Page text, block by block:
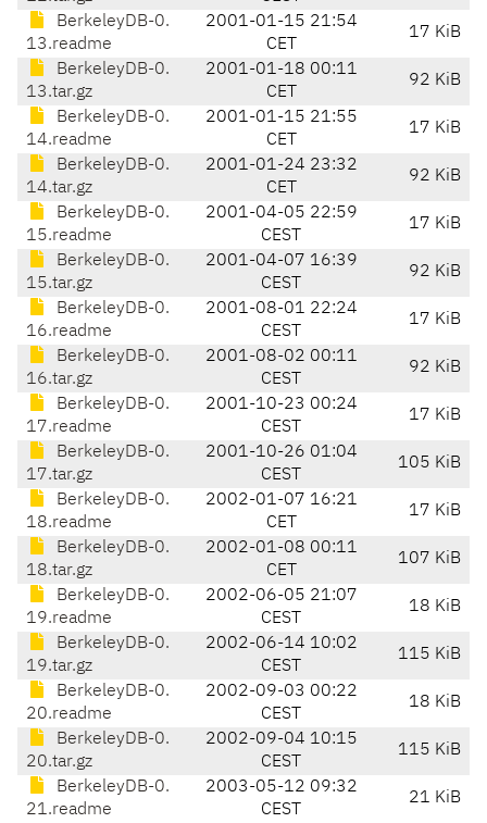
BerkeleyDB-0.
13.readme
2001-01-15 21:54
CET
17 KiB
BerkeleyDB-0.
13.tar.gz
2001-01-18 00:11
CET
92 KiB
BerkeleyDB-0.
14.readme
2001-01-15 21:55
CET
17 KiB
BerkeleyDB-0.
14.tar.gz
2001-01-24 23:32
CET
92 KiB
BerkeleyDB-0.
15.readme
2001-04-05 22:59
CEST
17 KiB
BerkeleyDB-0.
15.tar.gz
2001-04-07 16:39
CEST
92 KiB
BerkeleyDB-0.
16.readme
2001-08-01 22:24
CEST
17 KiB
BerkeleyDB-0.
16.tar.gz
2001-08-02 00:11
CEST
92 KiB
BerkeleyDB-0.
17.readme
2001-10-23 00:24
CEST
17 KiB
BerkeleyDB-0.
17.tar.gz
2001-10-26 01:04
CEST
105 KiB
BerkeleyDB-0.
18.readme
2002-01-07 16:21
CET
17 KiB
BerkeleyDB-0.
18.tar.gz
2002-01-08 00:11
CET
107 KiB
BerkeleyDB-0.
19.readme
2002-06-05 21:07
CEST
18 KiB
BerkeleyDB-0.
19.tar.gz
2002-06-14 10:02
CEST
115 KiB
BerkeleyDB-0.
20.readme
2002-09-03 00:22
CEST
18 KiB
BerkeleyDB-0.
20.tar.gz
2002-09-04 10:15
CEST
115 KiB
BerkeleyDB-0.
21.readme
2003-05-12 09:32
CEST
21 KiB